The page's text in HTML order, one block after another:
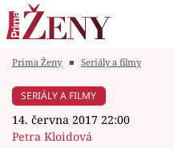
Módní alarm
Prima Ženy ■ Seriály a filmy
SERIÁLY A FILMY
14. června 2017 22:00
Petra Kloidová